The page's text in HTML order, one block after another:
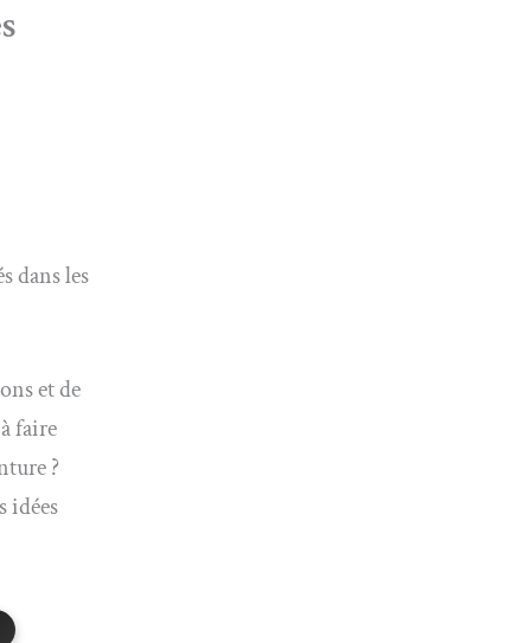
dans les
et de
faire
?
idées